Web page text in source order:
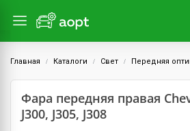
Главная Каталоги Свет Передняя
Фара передняя правая
J300, J305, J308